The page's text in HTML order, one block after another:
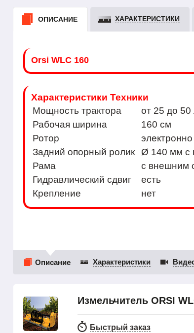
ОПИСАНИЕ ХАРАКТЕРИСТИКИ
Orsi WLC 160
Характеристики Техники
Мощность тракторa
от 25 до 50
Рабочая ширина
160 см
Ротор
Задний опорный ролик
Ø 140 мм с
Рама
с внешним
Гидравлический сдвиг
есть
Крепление
нет
Описание Характеристики
Измельчитель ORSI
Быстрый заказ